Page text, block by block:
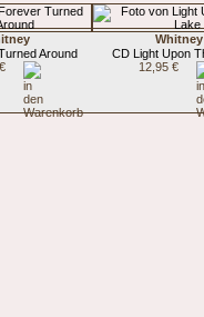
Around
Whitney
CD Light Upon
12,95 €